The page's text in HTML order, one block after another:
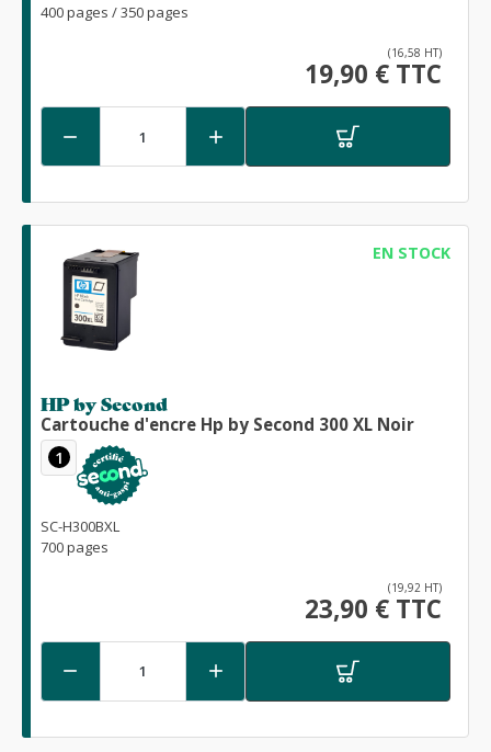
400 pages / 350 pages
(16,58 HT)
19,90 € TTC
 
EN STOCK
HP by Second
Cartouche d'encre Hp by Second 300 XL Noir
1
SC-H300BXL
700 pages
(19,92 HT)
23,90 € TTC
 